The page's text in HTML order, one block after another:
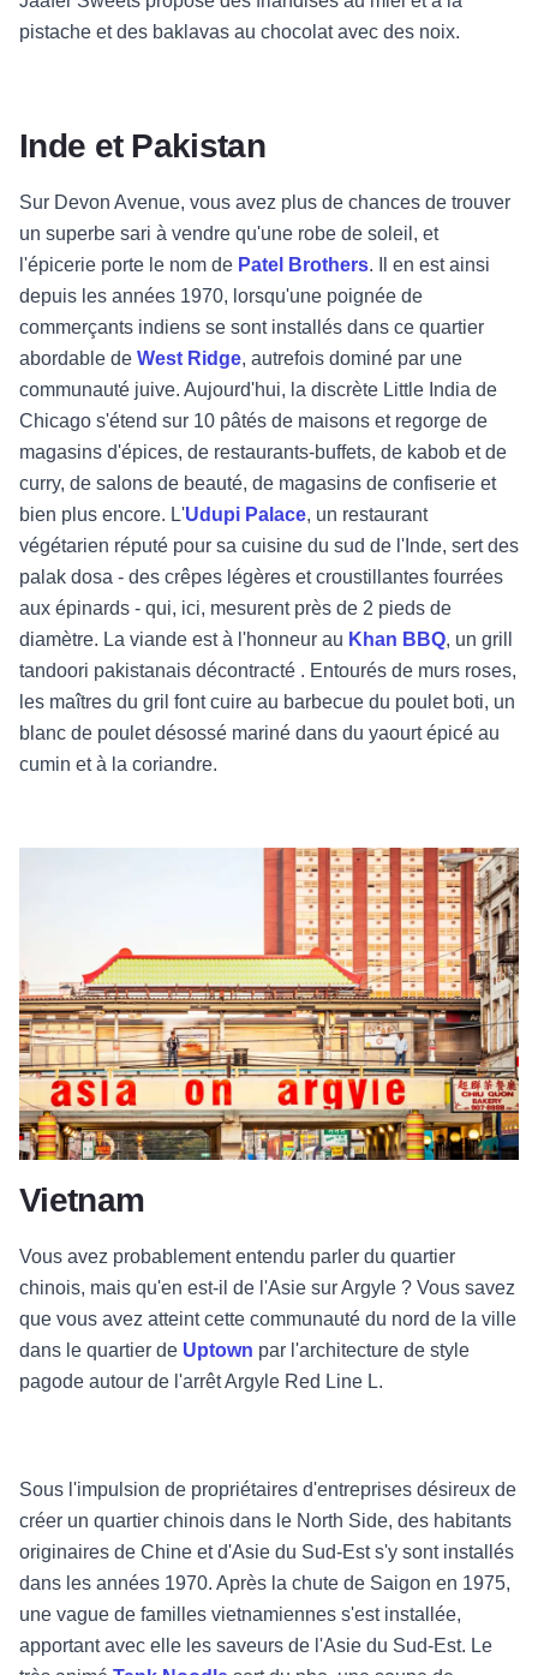
pistache et des baklavas au chocolat avec des noix.
Inde et Pakistan
Sur Devon Avenue, vous avez plus de chances de trouver
un superbe sari à vendre qu'une robe de soleil, et
l'épicerie porte le nom de Patel Brothers.
Il en est ainsi
depuis les années 1970, lorsqu'une poignée de
commerçants indiens se sont installés dans ce quartier
abordable de West Ridge, autrefois dominé par une
communauté juive. Aujourd'hui, la discrète Little India de
Chicago s'étend sur 10 pâtés de maisons et regorge de
magasins d'épices, de restaurants-buffets, de kabob et de
curry, de salons de beauté, de magasins de confiserie et
bien plus encore. L'Udupi Palace, un restaurant
végétarien réputé pour sa cuisine du sud de l'Inde, sert des
palak dosa - des crêpes légères et croustillantes fourrées
aux épinards - qui, ici, mesurent près de 2 pieds de
diamètre. La viande est à l'honneur au Khan BBQ, un grill
tandoori pakistanais décontracté . Entourés de murs roses,
les maîtres du gril font cuire au barbecue du poulet boti, un
blanc de poulet désossé mariné dans du yaourt épicé au
cumin et à la coriandre.
Vietnam
Vous avez probablement entendu parler du quartier
chinois, mais qu'en est-il de l'Asie sur Argyle ? Vous savez
que vous avez atteint cette communauté du nord de la ville
dans le quartier de Uptown par l'architecture de style
pagode autour de l'arrêt Argyle Red Line L.
Sous l'impulsion de propriétaires d'entreprises désireux de
créer un quartier chinois dans le North Side, des habitants
originaires de Chine et d'Asie du Sud-Est s'y sont installés
dans les années 1970. Après la chute de Saigon en 1975,
une vague de familles vietnamiennes s'est installée,
apportant avec elle les saveurs de l'Asie du Sud-Est. Le